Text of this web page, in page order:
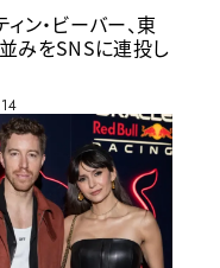
ィン・ビーバー、東
みをSNSに連投し